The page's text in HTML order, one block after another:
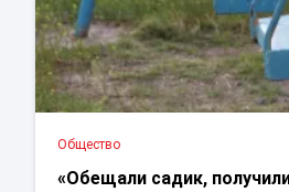
Общество
«Обещали садик,